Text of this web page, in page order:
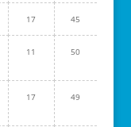
17 45
11 50
17 49